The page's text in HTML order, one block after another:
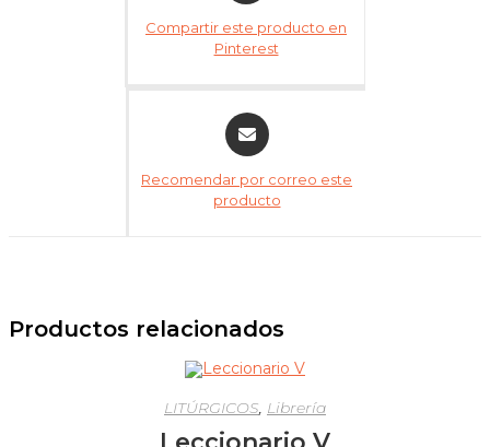
new
window
Compartir este producto en
Pinterest
Opens
in
new
window
Recomendar por correo este
producto
Productos relacionados
LITÚRGICOS, Librería